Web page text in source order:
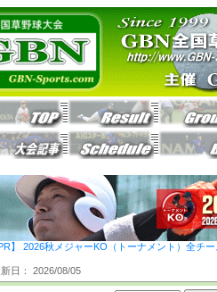
PR】 2026秋メジャーKO（トーナメント）全チ
日： 2026/08/05